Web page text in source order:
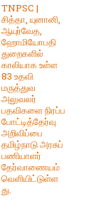
TNPSC |
சித்தா, யுனானி,
ஆயுர்வேத,
ஹோமியோபதி
துறைகளில்
காலியாக உள்ள
83 உதவி
மருத்துவ
அலுவலர்
பதவிகளை நிரப்ப
போட்டித்தேர்வு
அறிவிப்பை
தமிழ்நாடு அரசுப்
பணியாளர்
தேர்வாணையம்
வெளியிட்டுள்ள
து.